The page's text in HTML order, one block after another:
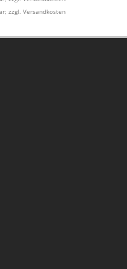
zzgl. Versandkosten